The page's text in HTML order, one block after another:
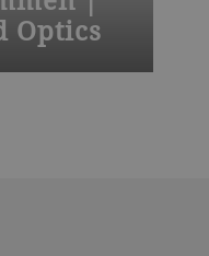
Optics
Merkmalen